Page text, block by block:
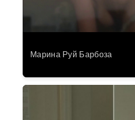
Марина Руй Барбоза